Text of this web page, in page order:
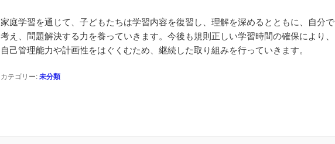
家庭学習を通じて、子どもたちは学習内容を復習し、理解を深めるとともに、自分で
考え、問題解決する力を養っていきます。今後も規則正しい学習時間の確保により、
自己管理能力や計画性をはぐくむため、継続した取り組みを行っていきます。
カテゴリー:未分類